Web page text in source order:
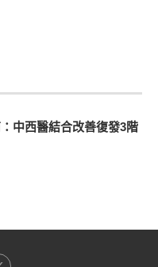
中西醫結合改善復發3階